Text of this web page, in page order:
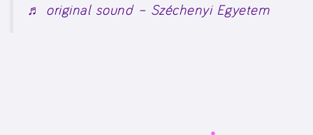
♬ original sound – Széchenyi Egyetem